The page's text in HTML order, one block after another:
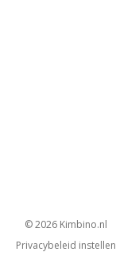
© 2026
kimbino.nl
Privacybeleid instellen